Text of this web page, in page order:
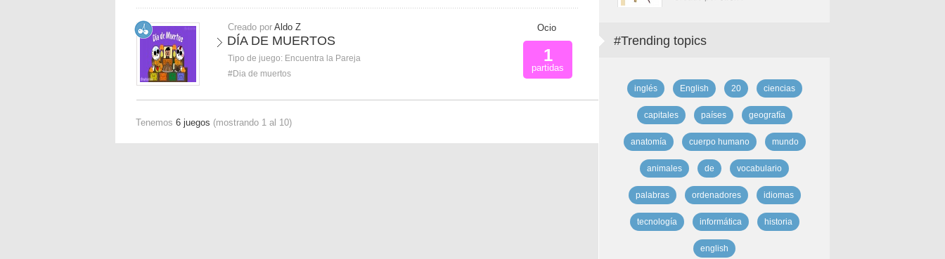
Creado por Aldo Z
DÍA DE MUERTOS
Tipo de juego: Encuentra la Pareja
#Dia de muertos
Ocio
1
partidas
Tenemos 6 juegos (mostrando 1 al 10)
#Trending topics
inglés English 20 ciencias
capitales países geografía
anatomía cuerpo humano mundo
animales de vocabulario
palabras ordenadores idiomas
tecnología informática historia
english